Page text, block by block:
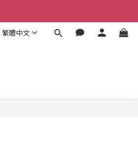
繁體中文